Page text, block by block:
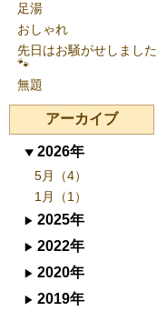
足湯
おしゃれ
先日はお騒がせしました
🐾
無題
アーカイブ
2026年
5月（4）
1月（1）
2025年
2022年
2020年
2019年